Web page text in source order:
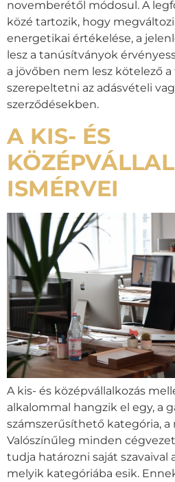
novemberétől módosul. A
közé tartozik, hogy
energetikai értékelése, a
lesz a tanúsítványok
a jövőben nem lesz kötelező
szerepeltetni az adásvételi
szerződésekben.
A KIS- ÉS
ISMÉRVEI
A kis- és középvállalkozás
alkalommal hangzik el egy, a
számszerűsíthető kategória, a
Valószínűleg minden
tudja határozni saját szavaival
melyik kategóriába esik.